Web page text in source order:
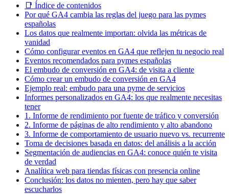
📑 Índice de contenidos
Por qué GA4 cambia las reglas del juego para las pymes
españolas
Los datos que realmente importan: olvida las métricas de
vanidad
Cómo configurar eventos en GA4 que reflejen tu negocio real
Eventos recomendados para pymes españolas
El embudo de conversión en GA4: de visita a cliente
Cómo crear un embudo de conversión en GA4
Ejemplo real: embudo para una pyme de servicios
Informes personalizados en GA4: los que realmente necesitas
tener
1. Informe de rendimiento por fuente de tráfico y conversión
2. Informe de páginas de alto rendimiento y alto abandono
3. Informe de comportamiento de usuario nuevo vs. recurrente
Toma de decisiones basada en datos: del análisis a la acción
Segmentación de audiencias en GA4: conoce quién te visita
de verdad
Analítica web para tiendas físicas con presencia online
Conclusión: los datos no mienten, pero hay que saber
escucharlos